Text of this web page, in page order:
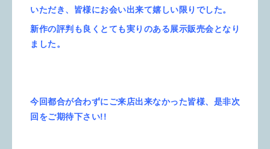
いただき、皆様にお会い出来て嬉しい限りでした。
新作の評判も良くとても実りのある展示販売会となり
ました。
今回都合が合わずにご来店出来なかった皆様、是非次
回をご期待下さい!!